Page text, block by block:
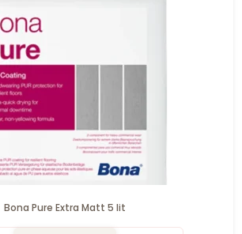
Bona Pure Extra Matt 5 lit